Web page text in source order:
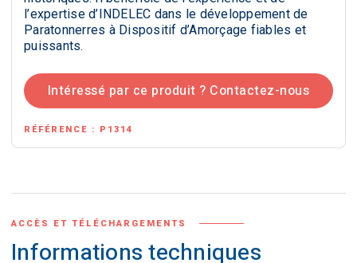
l’expertise d’INDELEC dans le développement de
Paratonnerres à Dispositif d’Amorçage fiables et
puissants.
Intéressé par ce produit ? Contactez-nous
RÉFÉRENCE : P1314
ACCÈS ET TÉLÉCHARGEMENTS
Informations techniques